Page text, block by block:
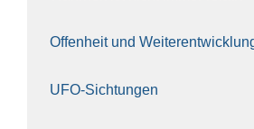
Offen­heit und
UFO-Sich­tun­gen